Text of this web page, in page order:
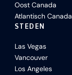
Oost Canada
Atlantisch Canada
STEDEN
Las Vegas
Vancouver
Los Angeles